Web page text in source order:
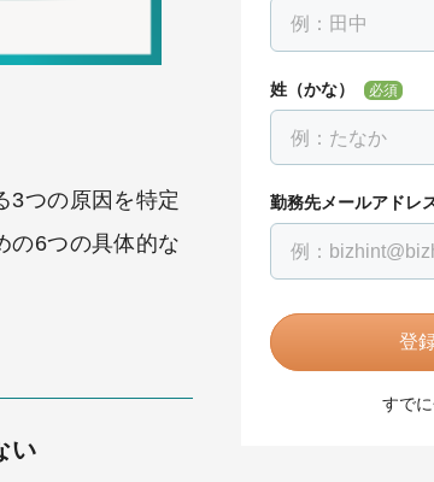
3つの原因を特定
の6つの具体的な
い
姓（かな） 必須
勤務先メールアドレ
登
すで